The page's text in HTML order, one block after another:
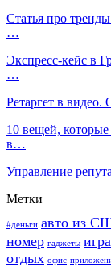
Статья про
…
Экспресс-кейс в
…
Ретаргет в видео.
10 вещей,
в…
Управление
Метки
#деньги авто из
номер гаджеты игра
отдых офис